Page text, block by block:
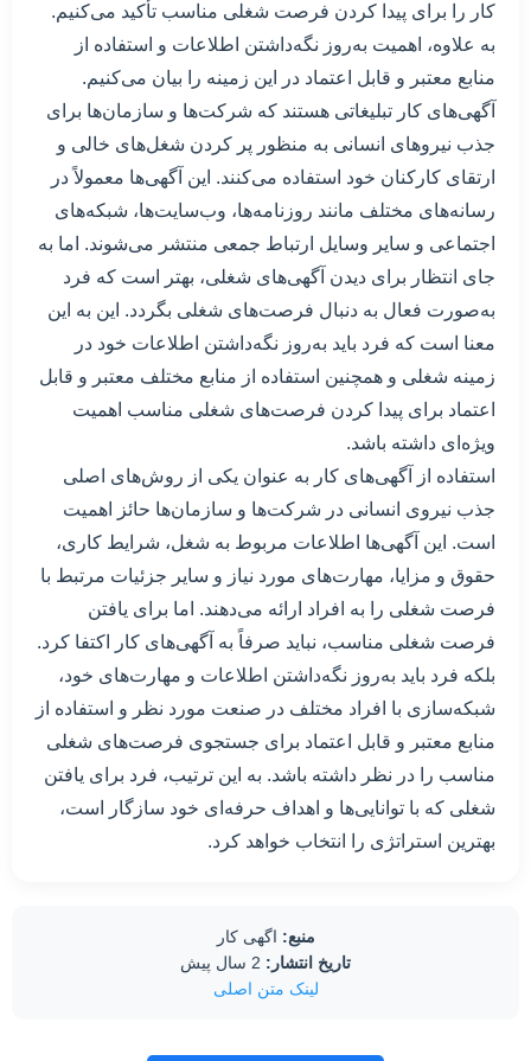
کار را برای پیدا کردن فرصت شغلی مناسب تأکید می‌کنیم.
به علاوه، اهمیت به‌روز نگه‌داشتن اطلاعات و استفاده از
منابع معتبر و قابل اعتماد در این زمینه را بیان می‌کنیم.
آگهی‌های کار تبلیغاتی هستند که شرکت‌ها و سازمان‌ها برای
جذب نیروهای انسانی به منظور پر کردن شغل‌های خالی و
ارتقای کارکنان خود استفاده می‌کنند. این آگهی‌ها معمولاً در
رسانه‌های مختلف مانند روزنامه‌ها، وب‌سایت‌ها، شبکه‌های
اجتماعی و سایر وسایل ارتباط جمعی منتشر می‌شوند. اما به
جای انتظار برای دیدن آگهی‌های شغلی، بهتر است که فرد
به‌صورت فعال به دنبال فرصت‌های شغلی بگردد. این به این
معنا است که فرد باید به‌روز نگه‌داشتن اطلاعات خود در
زمینه شغلی و همچنین استفاده از منابع مختلف معتبر و قابل
اعتماد برای پیدا کردن فرصت‌های شغلی مناسب اهمیت
ویژه‌ای داشته باشد.
استفاده از آگهی‌های کار به عنوان یکی از روش‌های اصلی
جذب نیروی انسانی در شرکت‌ها و سازمان‌ها حائز اهمیت
است. این آگهی‌ها اطلاعات مربوط به شغل، شرایط کاری،
حقوق و مزایا، مهارت‌های مورد نیاز و سایر جزئیات مرتبط با
فرصت شغلی را به افراد ارائه می‌دهند. اما برای یافتن
فرصت شغلی مناسب، نباید صرفاً به آگهی‌های کار اکتفا کرد.
بلکه فرد باید به‌روز نگه‌داشتن اطلاعات و مهارت‌های خود،
شبکه‌سازی با افراد مختلف در صنعت مورد نظر و استفاده از
منابع معتبر و قابل اعتماد برای جستجوی فرصت‌های شغلی
مناسب را در نظر داشته باشد. به این ترتیب، فرد برای یافتن
شغلی که با توانایی‌ها و اهداف حرفه‌ای خود سازگار است،
بهترین استراتژی را انتخاب خواهد کرد.
منبع: اگهی کار
تاریخ انتشار:
لینک متن اصلی